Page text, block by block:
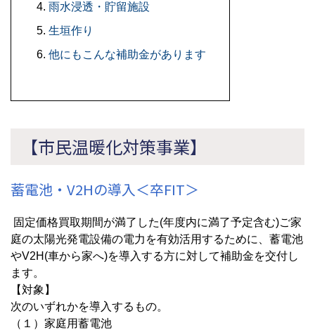
雨水浸透・貯留施設
生垣作り
他にもこんな補助金があります
【市民温暖化対策事業】
蓄電池・V2Hの導入＜卒FIT＞
固定価格買取期間が満了した(年度内に満了予定含む)ご家
庭の太陽光発電設備の電力を有効活用するために、蓄電池
やV2H(車から家へ)を導入する方に対して補助金を交付し
ます。
【対象】
次のいずれかを導入するもの。
（１）家庭用蓄電池